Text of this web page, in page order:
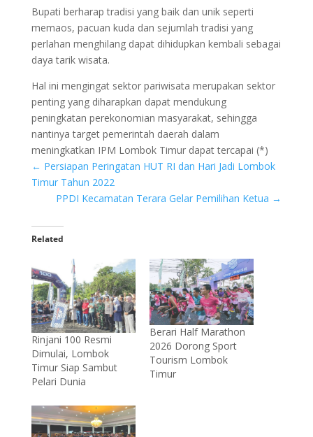
Bupati berharap tradisi yang baik dan unik seperti
memaos, pacuan kuda dan sejumlah tradisi yang
perlahan menghilang dapat dihidupkan kembali sebagai
daya tarik wisata.
Hal ini mengingat sektor pariwisata merupakan sektor
penting yang diharapkan dapat mendukung
peningkatan perekonomian masyarakat, sehingga
nantinya target pemerintah daerah dalam
meningkatkan IPM Lombok Timur dapat tercapai (*)
← Persiapan Peringatan HUT RI dan Hari Jadi Lombok
Timur Tahun 2022
PPDI Kecamatan Terara Gelar Pemilihan Ketua →
Related
Rinjani 100 Resmi
Dimulai, Lombok
Timur Siap Sambut
Pelari Dunia
Berari Half Marathon
2026 Dorong Sport
Tourism Lombok
Timur